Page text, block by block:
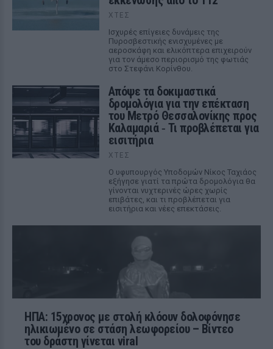
ΧΤΕΣ
Ισχυρές επίγειες δυνάμεις της
Πυροσβεστικής ενισχυμένες με
αεροσκάφη και ελικόπτερα επιχειρούν
για τον άμεσο περιορισμό της φωτιάς
στο Στεφάνι Κορίνθου.
Απόψε τα δοκιμαστικά
δρομολόγια για την επέκταση
του Μετρό Θεσσαλονίκης προς
Καλαμαριά ‑ Τι προβλέπεται για
εισιτήρια
ΧΤΕΣ
Ο υφυπουργός Υποδομών Νίκος Ταχιάος
εξήγησε γιατί τα πρώτα δρομολόγια θα
γίνονται νυχτερινές ώρες χωρίς
επιβάτες, και τι προβλέπεται για
εισιτήρια και νέες επεκτάσεις.
ΗΠΑ: 15χρονος με στολή κλόουν δολοφόνησε
ηλικιωμένο σε στάση λεωφορείου – Βίντεο
του δράστη γίνεται viral